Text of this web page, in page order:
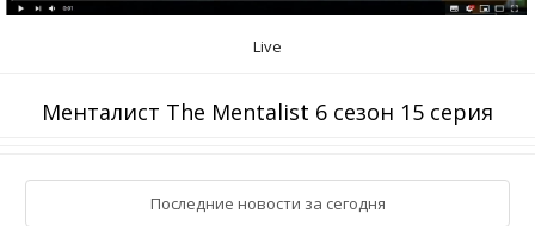
Live
Менталист The Mentalist 6 сезон 15 серия
Последние новости за сегодня